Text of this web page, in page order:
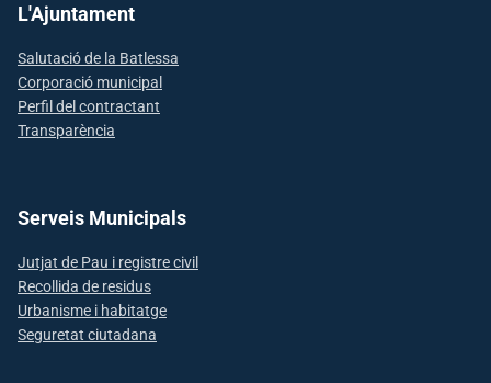
L'Ajuntament
Salutació de la Batlessa
Corporació municipal
Perfil del contractant
Transparència
Serveis Municipals
Jutjat de Pau i registre civil
Recollida de residus
Urbanisme i habitatge
Seguretat ciutadana